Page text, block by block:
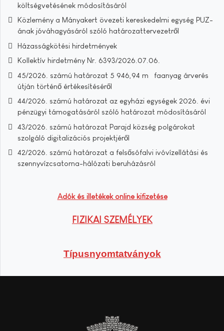
költségvetésének módosításáról
Közlemény a Mányakert övezeti kereskedelmi egység PUZ-
ának jóváhagyásáról szóló határozattervezetről
Házasságkötési hirdetmények
Kollektív hirdetmény Nr. 6393/2026.07.06.
45/2026. számú határozat 5 946,94 m³ faanyag árverés
útján történő értékesítéséről
44/2026. számú határozat az egyházi egységek 2026. évi
pénzügyi támogatásáról szóló határozat módosításáról
43/2026. számú határozat Parajd község polgárokat
szolgáló digitalizációs projektjéről
42/2026. számú határozat a felsősófalvi ivóvízellátási és
szennyvízcsatorna-hálózati beruházásról
Adók és illetékek online kifizetése
FIZIKAI SZEMÉLYEK
Típusnyomtatványok